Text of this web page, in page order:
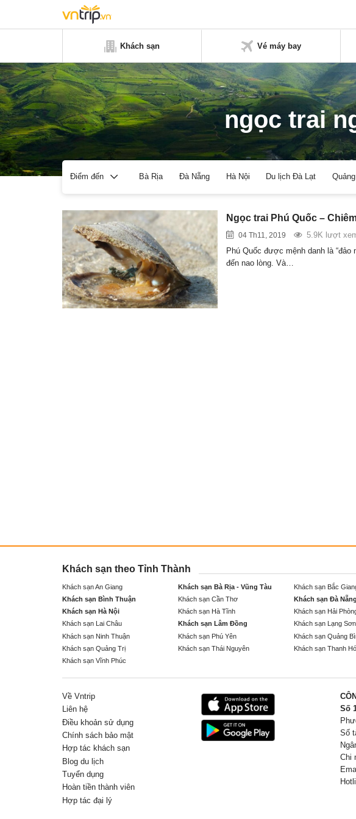
Khách sạn Vé máy bay
ngọc trai
Điểm đến Bà Rịa Đà Nẵng Hà Nội Du lịch Đà Lạt
Ngọc trai Phú Quốc –
04 Th11, 2019
5.9K lượt
Phú Quốc được mệnh danh là
đến nao lòng. Và…
Khách sạn theo Tỉnh Thành
Khách sạn An Giang Khách sạn Bà Rịa - Vũng Tàu Khách sạn Bắc
Khách sạn Bình Thuận
Khách sạn Cần Thơ Khách sạn Đà Nẵng
Khách sạn Hà Nội
Khách sạn Hà Tĩnh Khách sạn Hải
Khách sạn Lai Châu
Khách sạn Lâm Đồng Khách sạn Lạng Sơn
Khách sạn Ninh Thuận
Khách sạn Phú Yên Khách sạn Quảng
Khách sạn Quảng Trị
Khách sạn Thái Nguyên Khách sạn Thanh
Khách sạn Vĩnh Phúc
Về Vntrip
Liên hệ
Điều khoản sử dụng
Chính sách bảo mật
Hợp tác khách sạn
Blog du lịch
Tuyển dụng
Hoàn tiền thành viên
Hợp tác đại lý
Số
Số
Chi